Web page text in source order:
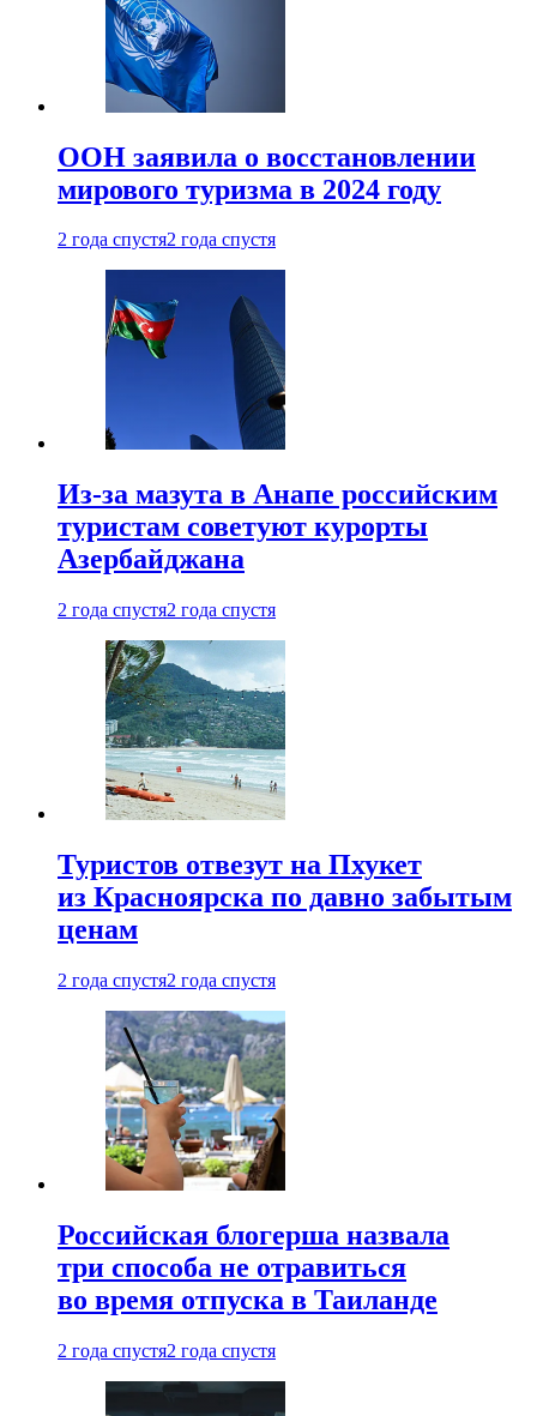
ООН заявила о восстановлении
мирового туризма в 2024 году
2 года спустя2 года спустя
Из-за мазута в Анапе российским
туристам советуют курорты
Азербайджана
2 года спустя2 года спустя
Туристов отвезут на Пхукет
из Красноярска по давно забытым
ценам
2 года спустя2 года спустя
Российская блогерша назвала
три способа не отравиться
во время отпуска в Таиланде
2 года спустя2 года спустя